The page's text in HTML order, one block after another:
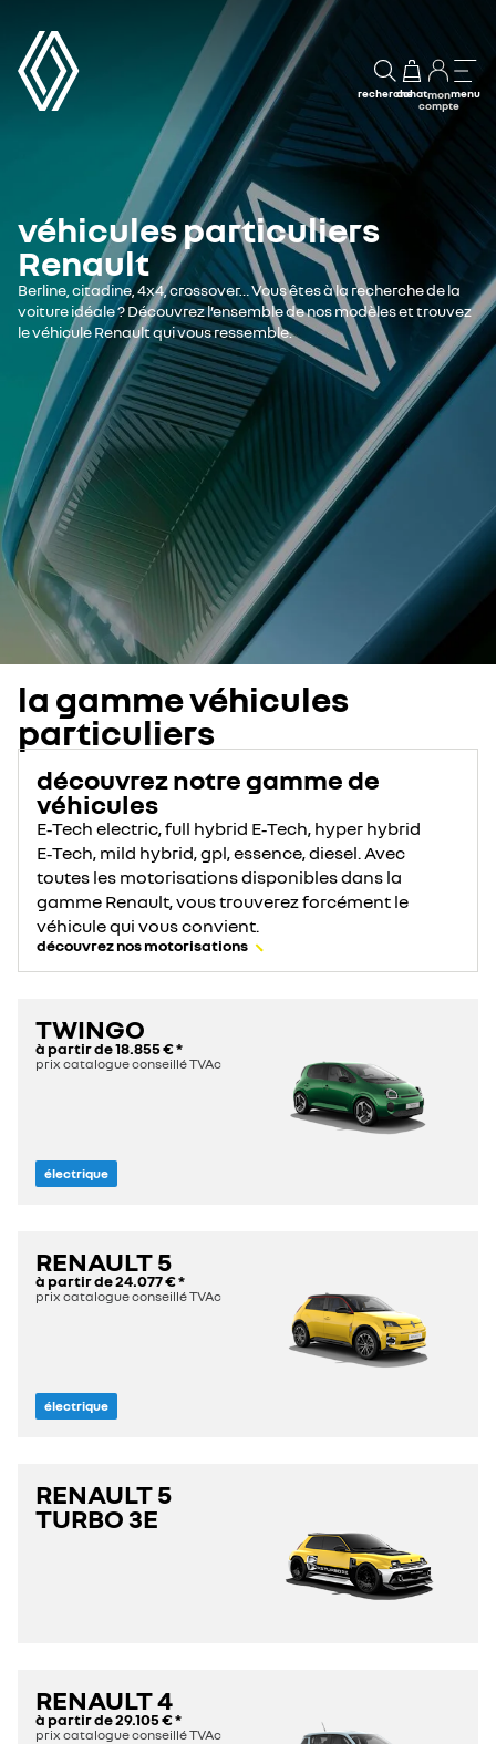
rechercheachatmon
compte
menu
véhicules particuliers
Renault
Berline, citadine, 4x4, crossover… Vous êtes à la recherche de la
voiture idéale ? Découvrez l’ensemble de nos modèles et trouvez
le véhicule Renault qui vous ressemble.
la gamme véhicules
particuliers
découvrez notre gamme de
véhicules
E‑Tech electric, full hybrid E‑Tech, hyper hybrid
E‑Tech, mild hybrid, gpl, essence, diesel. Avec
toutes les motorisations disponibles dans la
gamme Renault, vous trouverez forcément le
véhicule qui vous convient.
découvrez nos motorisations
TWINGO
à partir de18.855 €*
prix catalogue conseillé TVAc
électrique
RENAULT 5
à partir de24.077 €*
prix catalogue conseillé TVAc
électrique
RENAULT 5
TURBO 3E
RENAULT 4
à partir de29.105 €*
prix catalogue conseillé TVAc